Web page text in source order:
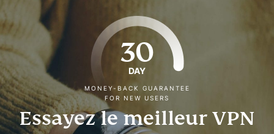
30
DAY
MONEY-BACK GUARANTEE
FOR NEW USERS
Essayez le meilleur VPN